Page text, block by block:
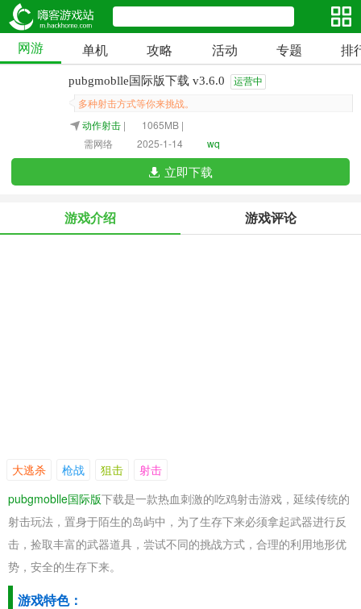
网游 单机 攻略 活动 专题 排
pubgmoblle国际版下载 v3.6.0 运营中
多种射击方式等你来挑战。
动作射击 |
1065MB |
需网络
2025-1-14 wq
立即下载
游戏介绍 游戏评论
大逃杀 枪战 狙击
射击
pubgmoblle国际版下载是一款热血刺激的吃鸡射击游戏，延续传统的
射击玩法，置身于陌生的岛屿中，为了生存下来必须拿起武器进行反
击，捡取丰富的武器道具，尝试不同的挑战方式，合理的利用地形优
势，安全的生存下来。
游戏特色：